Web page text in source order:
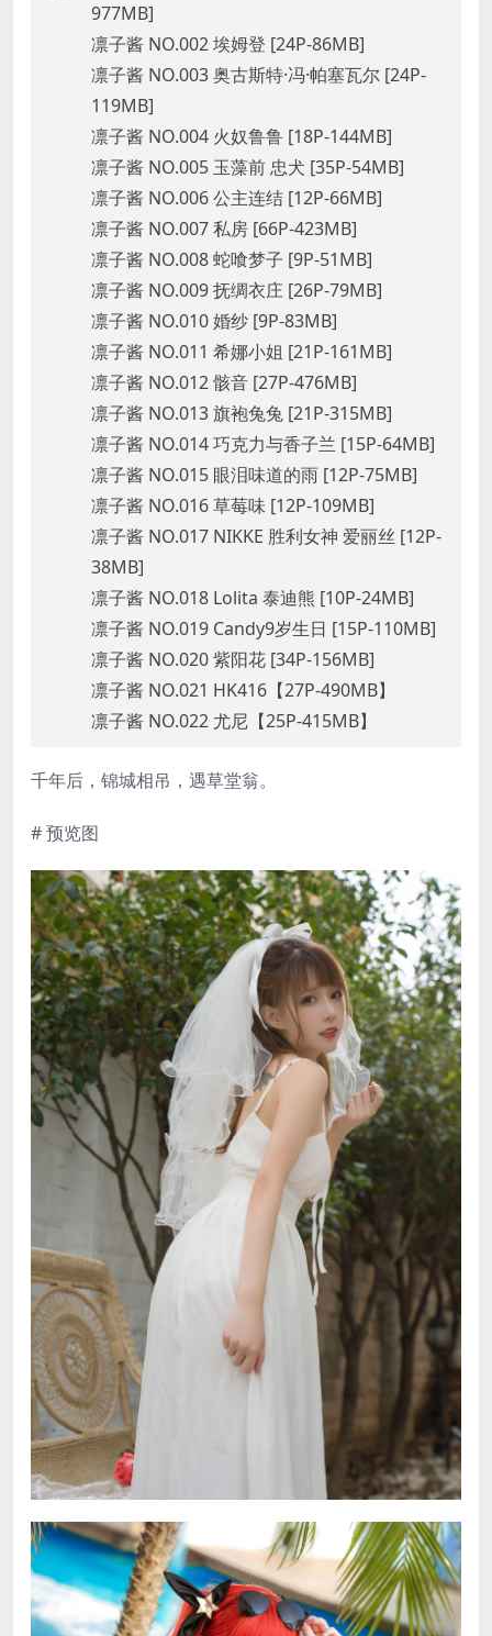
977MB]
凛子酱 NO.002 埃姆登 [24P-86MB]
凛子酱 NO.003 奥古斯特·冯·帕塞瓦尔 [24P-
119MB]
凛子酱 NO.004 火奴鲁鲁 [18P-144MB]
凛子酱 NO.005 玉藻前 忠犬 [35P-54MB]
凛子酱 NO.006 公主连结 [12P-66MB]
凛子酱 NO.007 私房 [66P-423MB]
凛子酱 NO.008 蛇喰梦子 [9P-51MB]
凛子酱 NO.009 抚绸衣庄 [26P-79MB]
凛子酱 NO.010 婚纱 [9P-83MB]
凛子酱 NO.011 希娜小姐 [21P-161MB]
凛子酱 NO.012 骸音 [27P-476MB]
凛子酱 NO.013 旗袍兔兔 [21P-315MB]
凛子酱 NO.014 巧克力与香子兰 [15P-64MB]
凛子酱 NO.015 眼泪味道的雨 [12P-75MB]
凛子酱 NO.016 草莓味 [12P-109MB]
凛子酱 NO.017 NIKKE 胜利女神 爱丽丝 [12P-
38MB]
凛子酱 NO.018 Lolita 泰迪熊 [10P-24MB]
凛子酱 NO.019 Candy9岁生日 [15P-110MB]
凛子酱 NO.020 紫阳花 [34P-156MB]
凛子酱 NO.021 HK416【27P-490MB】
凛子酱 NO.022 尤尼【25P-415MB】
千年后，锦城相吊，遇草堂翁。
# 预览图